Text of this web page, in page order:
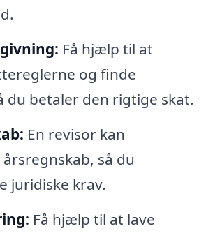
Få hjælp til at
og finde
du betaler den rigtige skat.
En revisor kan
så du
juridiske krav.
Få hjælp til at lave